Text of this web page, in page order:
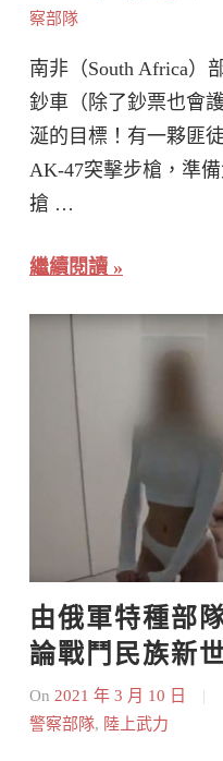
察部隊
南非（South Africa）
鈔車（除了鈔票也會
涎的目標！有一夥匪
AK-47突擊步槍，準
搶 …
繼續閱讀
由俄軍特種部
論戰鬥民族新
On 2021 年 3 月 10 日
警察部隊, 陸上武力